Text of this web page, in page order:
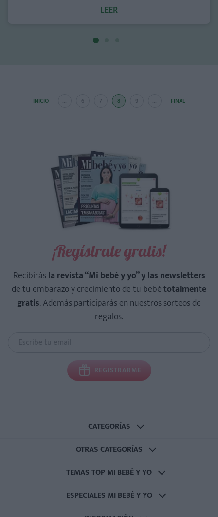
LEER
INICIO ... 6 7 8 9 ... FINAL
¡Regístrate gratis!
Recibirásla revista “Mi bebé y yo” y las newsletters
de tu embarazo y crecimiento de tu bebétotalmente
gratis. Además participarás en nuestros sorteos de
regalos.
REGISTRARME
CATEGORÍAS
OTRAS CATEGORÍAS
TEMAS TOP MI BEBÉ Y YO
ESPECIALES MI BEBÉ Y YO